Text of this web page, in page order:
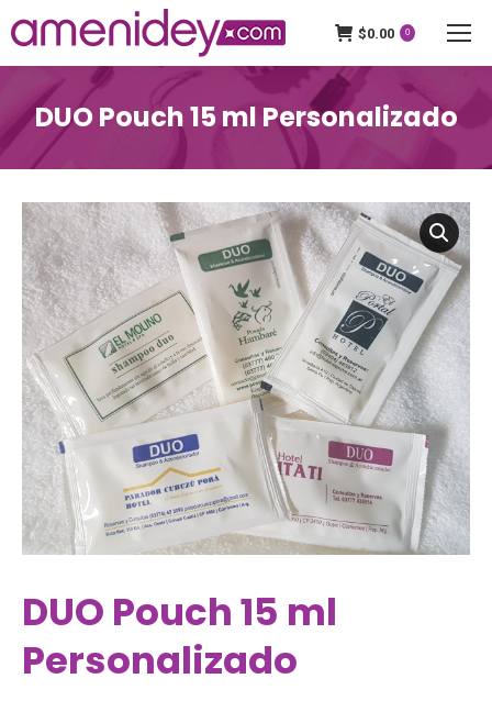
$0.00 0
DUO Pouch 15 ml Personalizado
DUO Pouch 15 ml
Personalizado